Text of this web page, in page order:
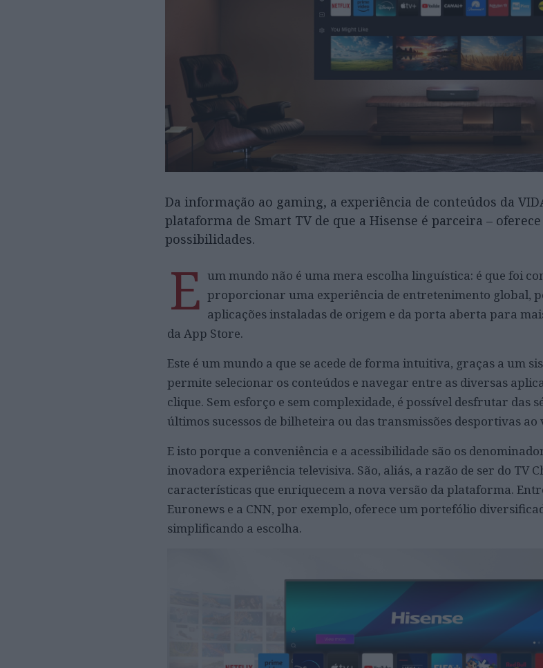
Da informação ao gaming, a experiência de conteúdos da
plataforma de Smart TV de que a Hisense é parceira –
possibilidades.
E um mundo não é uma mera escolha linguística: é que foi
proporcionar uma experiência de entretenimento global,
aplicações instaladas de origem e da porta aberta para
da App Store.
Este é um mundo a que se acede de forma intuitiva, graças a um
permite selecionar os conteúdos e navegar entre as diversas
clique. Sem esforço e sem complexidade, é possível desfrutar das
últimos sucessos de bilheteira ou das transmissões desportivas ao
E isto porque a conveniência e a acessibilidade são os
inovadora experiência televisiva. São, aliás, a razão de ser do TV
características que enriquecem a nova versão da plataforma.
Euronews e a CNN, por exemplo, oferece um portefólio
simplificando a escolha.